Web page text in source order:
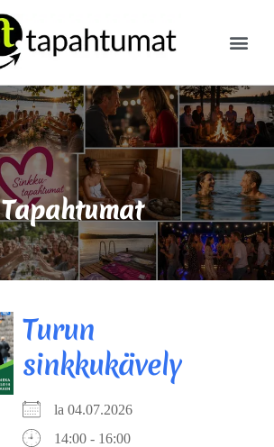
Tapahtumat
Turun
sinkkukävely
la 04.07.2026
14:00 - 16:00